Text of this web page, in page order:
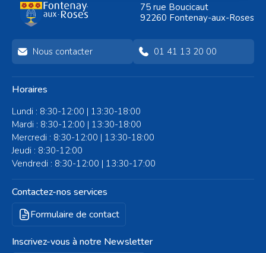
après-midi placé sous le
signe du jeu et de la
convivialité.
Augustin-Pajou pour un
nouvel après-midi
d'animations en plein air.
75 rue Boucicaut
92260 Fontenay-aux-Roses
Nous contacter 01 41 13 20 00
Horaires
Lundi : 8:30-12:00 | 13:30-18:00
Mardi : 8:30-12:00 | 13:30-18:00
Mercredi : 8:30-12:00 | 13:30-18:00
Jeudi : 8:30-12:00
Vendredi : 8:30-12:00 | 13:30-17:00
Contactez-nos services
Formulaire de contact
Inscrivez-vous à notre Newsletter